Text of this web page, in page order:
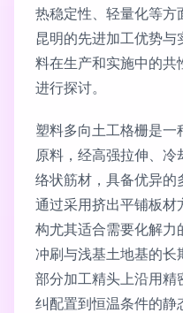
热稳定性、轻量化等方
昆明的先进加工优势
料在生产和实施中的共
进行探讨。
塑料多向土工格栅是
原料，经高强拉伸、
络状筋材，具备优异的
通过采用挤出平铺板材
构尤其适合需要化解力
冲刷与浅基土地基的长
部分加工精头上沿用精
纠配置到恒温条件的静